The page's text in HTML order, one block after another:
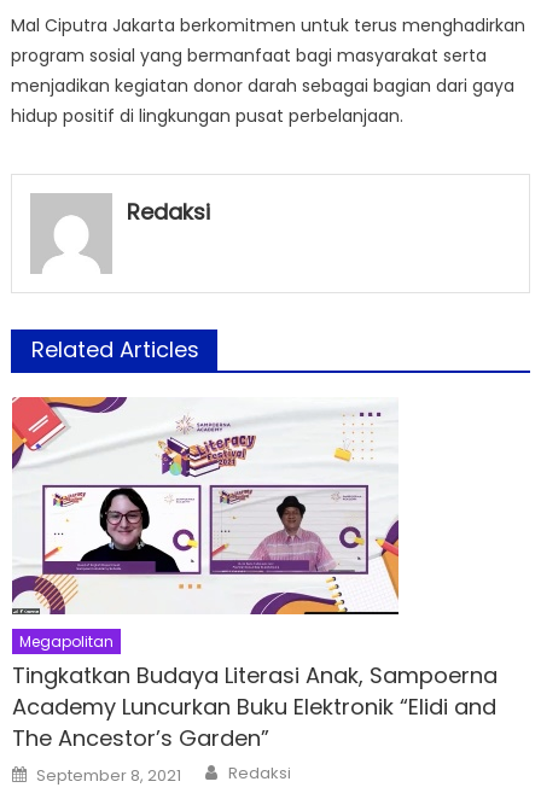
Mal Ciputra Jakarta berkomitmen untuk terus menghadirkan
program sosial yang bermanfaat bagi masyarakat serta
menjadikan kegiatan donor darah sebagai bagian dari gaya
hidup positif di lingkungan pusat perbelanjaan.
Redaksi
Related Articles
Megapolitan
Tingkatkan Budaya Literasi Anak, Sampoerna
Academy Luncurkan Buku Elektronik “Elidi and
The Ancestor’s Garden”
Posted
on
September 8, 2021 Author
Redaksi